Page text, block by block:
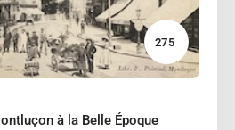
Lire
275
à la Belle Époque